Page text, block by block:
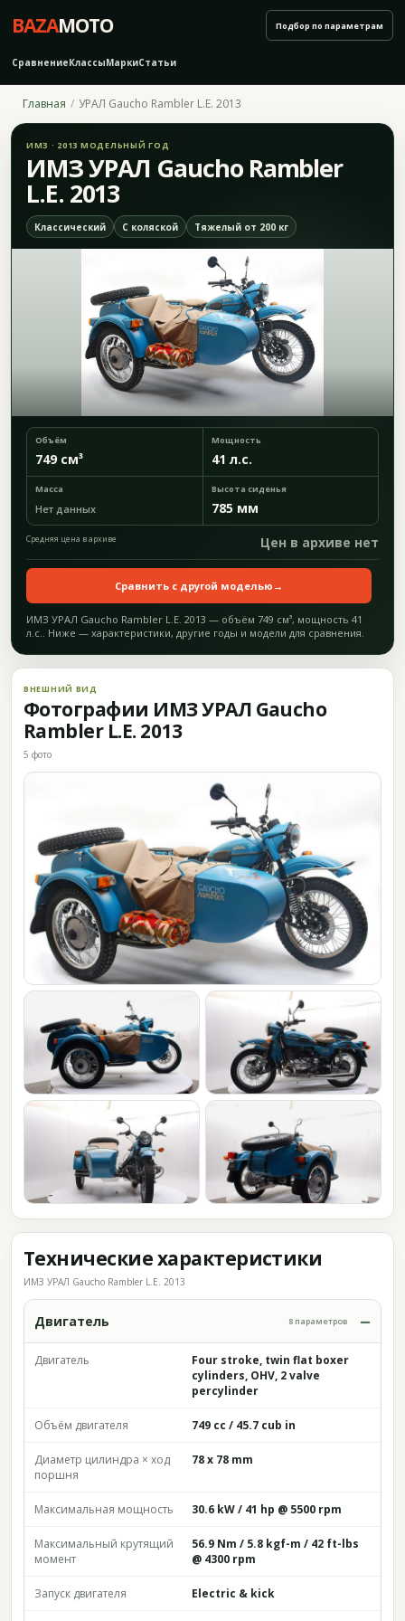
BAZAMOTO
СравнениеКлассыМаркиСтатьи
Подбор по параметрам
Главная УРАЛ Gaucho Rambler L.E. 2013
ИМЗ · 2013 МОДЕЛЬНЫЙ ГОД
ИМЗ УРАЛ Gaucho Rambler
L.E. 2013
Классический С коляской Тяжелый от 200 кг
Объём
749 см³
Мощность
41 л.с.
Масса
Нет данных
Высота сиденья
785 мм
Средняя цена в архиве Цен в архиве нет
Сравнить с другой моделью →
ИМЗ УРАЛ Gaucho Rambler L.E. 2013 — объём 749 см³, мощность 41
л.с.. Ниже — характеристики, другие годы и модели для сравнения.
ВНЕШНИЙ ВИД
Фотографии ИМЗ УРАЛ Gaucho
Rambler L.E. 2013
5 фото
Технические характеристики
ИМЗ УРАЛ Gaucho Rambler L.E. 2013
Двигатель 8 параметров
Двигатель
Four stroke, twin flat boxer
cylinders, OHV, 2 valve
percylinder
Объём двигателя 749 cc / 45.7 cub in
Диаметр цилиндра × ход
поршня
78 x 78 mm
Максимальная мощность 30.6 kW / 41 hp @ 5500 rpm
Максимальный крутящий
момент
56.9 Nm / 5.8 kgf-m / 42 ft-lbs
@ 4300 rpm
Запуск двигателя Electric & kick